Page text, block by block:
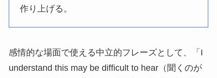
作り上げる。
感情的な場面で使える中立的フレーズとして、「I
understand this may be difficult to hear（聞くのが